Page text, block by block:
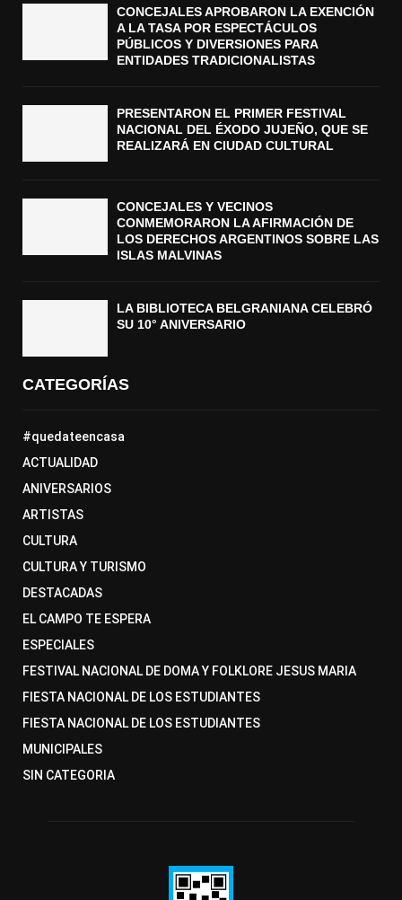
CONCEJALES APROBARON LA EXENCIÓN
A LA TASA POR ESPECTÁCULOS
PÚBLICOS Y DIVERSIONES PARA
ENTIDADES TRADICIONALISTAS
PRESENTARON EL PRIMER FESTIVAL
NACIONAL DEL ÉXODO JUJEÑO, QUE SE
REALIZARÁ EN CIUDAD CULTURAL
CONCEJALES Y VECINOS
CONMEMORARON LA AFIRMACIÓN DE
LOS DERECHOS ARGENTINOS SOBRE LAS
ISLAS MALVINAS
LA BIBLIOTECA BELGRANIANA CELEBRÓ
SU 10° ANIVERSARIO
CATEGORÍAS
#quedateencasa
ACTUALIDAD
ANIVERSARIOS
ARTISTAS
CULTURA
CULTURA Y TURISMO
DESTACADAS
EL CAMPO TE ESPERA
ESPECIALES
FESTIVAL NACIONAL DE DOMA Y FOLKLORE JESUS MARIA
FIESTA NACIONAL DE LOS ESTUDIANTES
FIESTA NACIONAL DE LOS ESTUDIANTES
MUNICIPALES
SIN CATEGORIA